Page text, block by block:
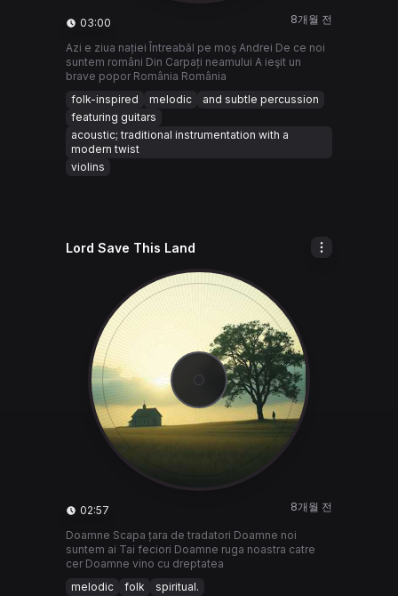
03:00 8개월 전
Azi e ziua nației Întreabăl pe moş Andrei De ce noi
suntem români Din Carpați neamului A ieşit un
brave popor România România
folk-inspired
melodic
and subtle percussion
featuring guitars
acoustic; traditional instrumentation with a
modern twist
violins
Lord Save This Land
02:57 8개월 전
Doamne Scapa țara de tradatori Doamne noi
suntem ai Tai feciori Doamne ruga noastra catre
cer Doamne vino cu dreptatea
melodic
folk
spiritual.